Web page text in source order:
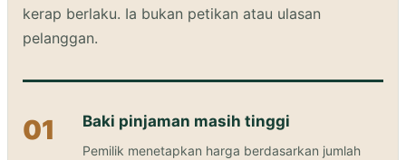
kerap berlaku. Ia bukan petikan atau ulasan
pelanggan.
01 Baki pinjaman masih tinggi
Pemilik menetapkan harga berdasarkan jumlah